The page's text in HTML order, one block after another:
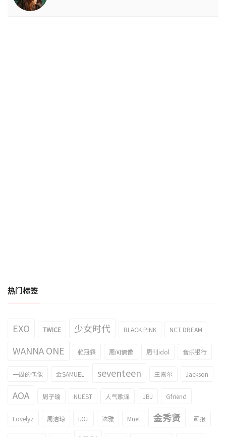
热门标签
EXO TWICE 少女时代 BLACK PINK NCT DREAM
WANNA ONE 赖冠霖 周间偶像 周刊idol 音乐银行
一周的偶像 金SAMUEL seventeen 王嘉尔 Jackson
AOA 周子瑜 NUEST 人气歌谣 JBJ Gfriend
Lovelyz 周洁琼 I.O.I 泫雅 Mnet 金秀贤 画报